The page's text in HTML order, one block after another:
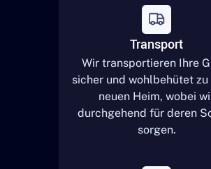
Transport
Wir transportieren Ihre
sicher und wohlbehütet zu
neuen Heim, wobei
durchgehend für deren
sorgen.